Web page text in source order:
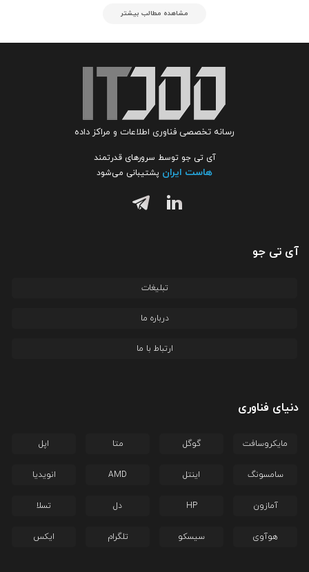
مشاهده مطالب بیشتر
رسانه تخصصی فناوری اطلاعات و مراکز داده
آی تی جو توسط سرورهای قدرتمند
هاست ایران پشتیبانی می‌شود
آی تی جو
تبلیغات
درباره ما
ارتباط با ما
دنیای فناوری
مایکروسافت گوگل متا اپل
سامسونگ اینتل AMD انویدیا
آمازون HP دل تسلا
هوآوی سیسکو تلگرام ایکس